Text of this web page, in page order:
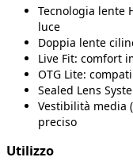
Tecnologia lente
luce
Doppia lente
Live Fit: comfort
OTG Lite:
Sealed Lens
Vestibilità media
preciso
Utilizzo